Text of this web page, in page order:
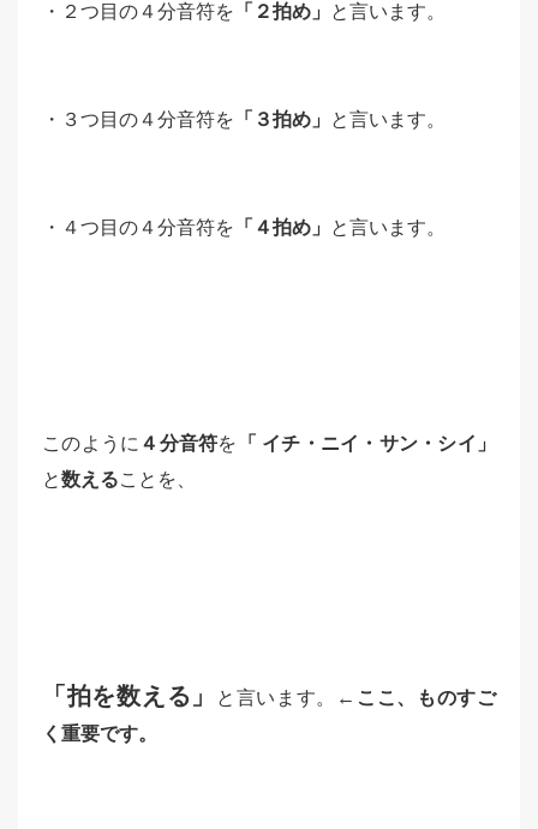
・２つ目の４分音符を 「２拍め」 と言います。
・３つ目の４分音符を 「３拍め」 と言います。
・４つ目の４分音符を 「４拍め」 と言います。
このように ４分音符を 「 イチ・ニイ・サン・シイ」
と数えることを、
「拍を数える」 と言います。
←ここ、ものすご
く重要です。